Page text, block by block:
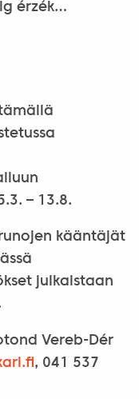
érzék…
– 13.8.
kääntäjät
julkaistaan
Vereb-Dér
, 041 537